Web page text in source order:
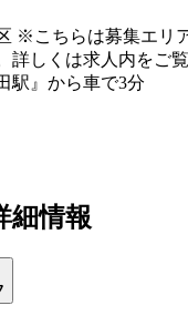
※こちらは募集エリ
詳しくは求人内をご覧
駅』から車で3分
細情報